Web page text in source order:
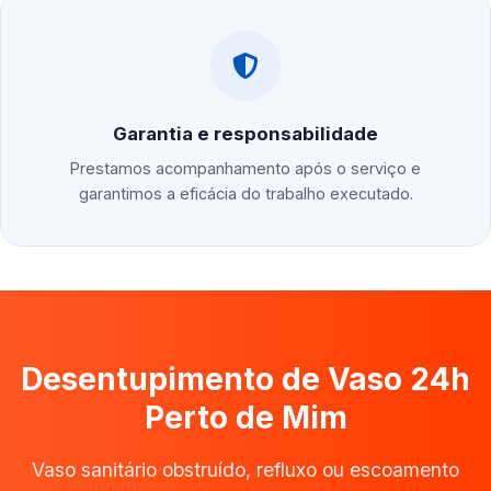
Garantia e responsabilidade
Prestamos acompanhamento após o serviço e
garantimos a eficácia do trabalho executado.
Desentupimento de Vaso 24h
Perto de Mim
Vaso sanitário obstruído, refluxo ou escoamento